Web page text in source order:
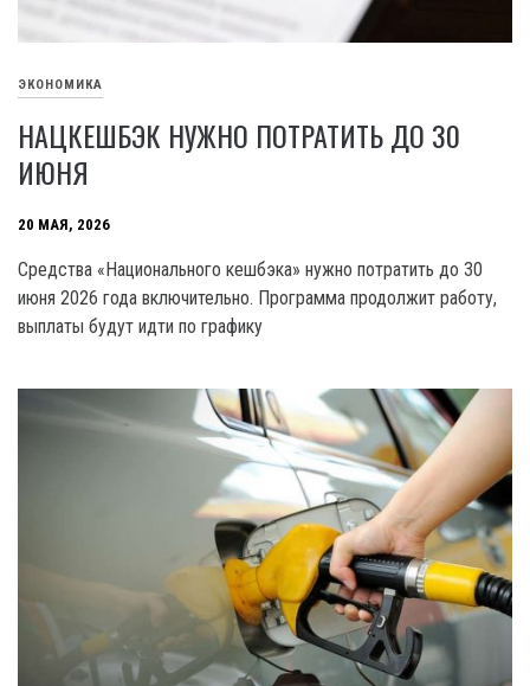
ЭКОНОМИКА
НАЦКЕШБЭК НУЖНО ПОТРАТИТЬ ДО 30
ИЮНЯ
20 МАЯ, 2026
Средства «Национального кешбэка» нужно потратить до 30
июня 2026 года включительно. Программа продолжит работу,
выплаты будут идти по графику